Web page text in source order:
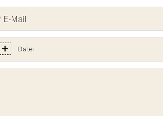
E-Mail
Datei